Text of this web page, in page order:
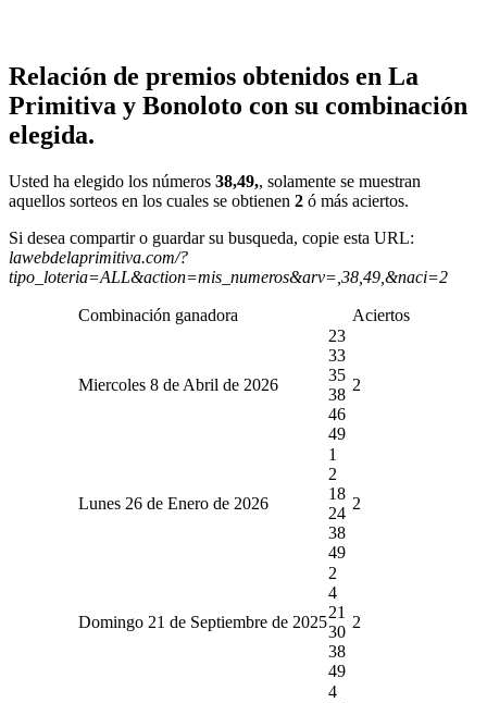
Relación de premios obtenidos en La
Primitiva y Bonoloto con su combinación
elegida.
Usted ha elegido los números 38,49,, solamente se muestran
aquellos sorteos en los cuales se obtienen 2 ó más aciertos.
Si desea compartir o guardar su busqueda, copie esta URL:
lawebdelaprimitiva.com/?
tipo_loteria=ALL&action=mis_numeros&arv=,38,49,&naci=2
Combinación ganadora Aciertos
Miercoles 8 de Abril de 2026
23
33
35
38
46
49
2
Lunes 26 de Enero de 2026
1
2
18
24
38
49
2
Domingo 21 de Septiembre de 2025
2
4
21
30
38
49
2
4